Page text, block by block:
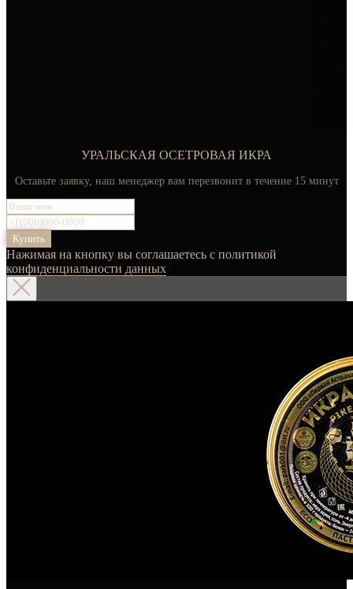
УРАЛЬСКАЯ ОСЕТРОВАЯ ИКРА
Оставьте заявку, наш менеджер вам перезвонит в течение 15 минут
Купить
Нажимая на кнопку вы соглашаетесь с политикой
конфиденциальности данных